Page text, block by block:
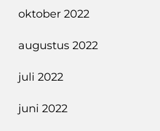
oktober 2022
augustus 2022
juli 2022
juni 2022